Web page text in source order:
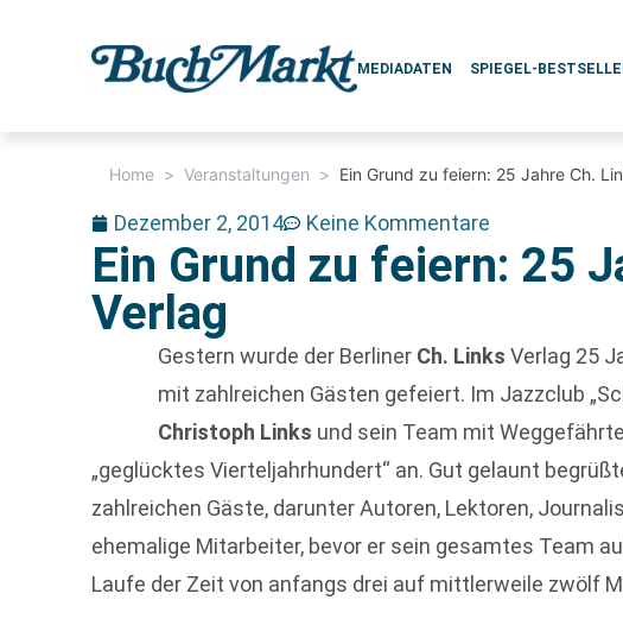
MEDIADATEN SPIEGEL-
Home > Veranstaltungen > Ein Grund zu feiern: 25 Jahre Ch.
Dezember 2, 2014 Keine Kommentare
Ein Grund zu feiern: 25
Verlag
Gestern wurde der Berliner Ch. Links Verlag 25
mit zahlreichen Gästen gefeiert. Im Jazzclub
Christoph Links und sein Team mit
„geglücktes Vierteljahrhundert“ an. Gut gelaunt
zahlreichen Gäste, darunter Autoren, Lektoren,
ehemalige Mitarbeiter, bevor er sein gesamtes Team
Laufe der Zeit von anfangs drei auf mittlerweile zwölf